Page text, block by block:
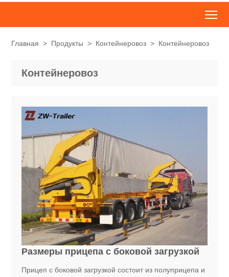
Главная > Продукты > Контейнеровоз > Контейнеровоз
Контейнеровоз
Размеры прицепа с боковой загрузкой
Прицеп с боковой загрузкой состоит из полуприцепа и